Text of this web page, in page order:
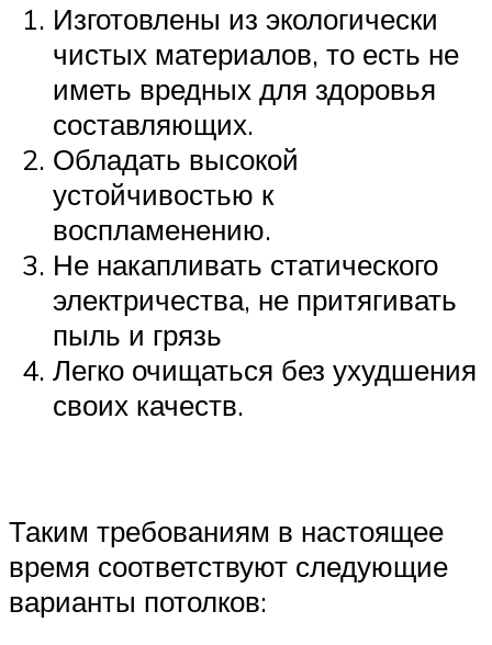
Изготовлены из экологически
чистых материалов, то есть не
иметь вредных для здоровья
составляющих.
Обладать высокой
устойчивостью к
воспламенению.
Не накапливать статического
электричества, не притягивать
пыль и грязь
Легко очищаться без ухудшения
своих качеств.
Таким требованиям в настоящее
время соответствуют следующие
варианты потолков: